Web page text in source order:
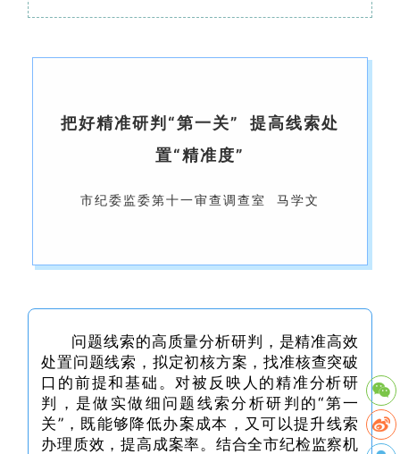
把好精准研判“第一关” 提高线索处
置“精准度”
市纪委监委第十一审查调查室 马学文
问题线索的高质量分析研判，是精准高效
处置问题线索，拟定初核方案，找准核查突破
口的前提和基础。对被反映人的精准分析研
判，是做实做细问题线索分析研判的“第一
关”，既能够降低办案成本，又可以提升线索
办理质效 ，提高成案率。结合全市纪检监察机